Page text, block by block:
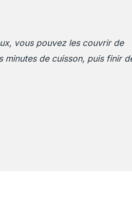
vous pouvez les couvrir de
minutes de cuisson, puis finir